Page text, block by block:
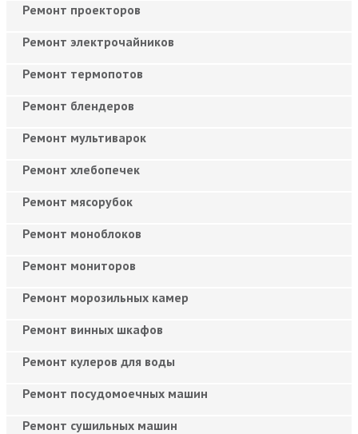
Ремонт проекторов
Ремонт электрочайников
Ремонт термопотов
Ремонт блендеров
Ремонт мультиварок
Ремонт хлебопечек
Ремонт мясорубок
Ремонт моноблоков
Ремонт мониторов
Ремонт морозильных камер
Ремонт винных шкафов
Ремонт кулеров для воды
Ремонт посудомоечных машин
Ремонт сушильных машин